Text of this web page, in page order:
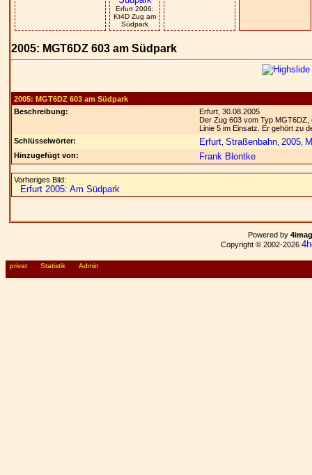
Erfurt 2006:
Kt4D Zug am
Südpark
2005: MGT6DZ 603 am Südpark
2005: MGT6DZ 603 am Südpark
Beschreibung:
Erfurt, 30.08.2005
Der Zug 603 vom Typ
Linie 5 im Einsatz. Er gehört zu
Schlüsselwörter:
Erfurt Straßenbahn 2005
Hinzugefügt von: Frank Blontke
Vorheriges Bild:
Erfurt 2005: Am Südpark
Powered by
Copyright © 2002-2026
privat | Statistik | Admin